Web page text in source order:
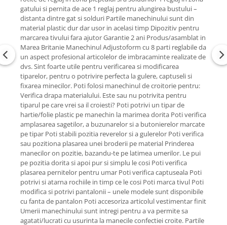
gatului si pernita de ace 1 reglaj pentru alungirea bustului –
distanta dintre gat si solduri Partile manechinului sunt din
material plastic dur dar usor in acelasi timp Dipozitiv pentru
marcarea tivului fara ajutor Garantie 2 ani Produs/asamblat in
Marea Britanie Manechinul Adjustoform cu 8 parti reglabile da
un aspect profesional articolelor de imbracaminte realizate de
dvs. Sint foarte utile pentru verificarea si modificarea
tiparelor, pentru o potrivire perfecta la gulere, captuseli si
fixarea minecilor. Poti folosi manechinul de croitorie pentru:
Verifica drapa materialului. Este sau nu potrivita pentru
tiparul pe care vrei sa il croiesti? Poti potrivi un tipar de
hartie/folie plastic pe manechin la marimea dorita Poti verifica
amplasarea sagetilor, a buzunarelor si a butonierelor marcate
pe tipar Poti stabili pozitia reverelor si a gulerelor Poti verifica
sau pozitiona plasarea unei broderii pe material Prinderea
manecilor on pozitie, bazandu-te pe latimea umerilor. Le pui
pe pozitia dorita si apoi pur si simplu le cosi Poti verifica
plasarea pernitelor pentru umar Poti verifica captuseala Poti
potrivi si atarna rochiile in timp ce le cosi Poti marca tivul Poti
modifica si potrivi pantalonii – unele modele sunt disponibile
cu fanta de pantalon Poti accesoriza articolul vestimentar finit
Umerii manechinului sunt intregi pentru a va permite sa
agatati/lucrati cu usurinta la manecile confectiei croite. Partile